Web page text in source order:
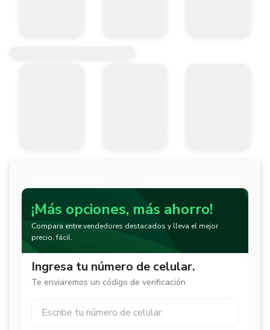
¡Más opciones, más ahorro!
Compara entre vendedores destacados y lleva el mejor
precio, fácil.
Ingresa tu número de celular.
Te enviaremos un código de verificación